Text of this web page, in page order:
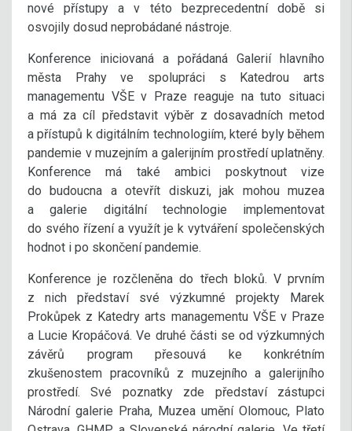
nové přístupy a v této bezprecedentní době si
osvojily dosud neprobádané nástroje.
Konference iniciovaná a pořádaná Galerií hlavního
města Prahy ve spolupráci s Katedrou arts
managementu VŠE v Praze reaguje na tuto situaci
a má za cíl představit výběr z dosavadních metod
a přístupů k digitálním technologiím, které byly během
pandemie v muzejním a galerijním prostředí uplatněny.
Konference má také ambici poskytnout vize
do budoucna a otevřít diskuzi, jak mohou muzea
a galerie digitální technologie implementovat
do svého řízení a využít je k vytváření společenských
hodnot i po skončení pandemie.
Konference je rozčleněna do třech bloků. V prvním
z nich představí své výzkumné projekty Marek
Prokůpek z Katedry arts managementu VŠE v Praze
a Lucie Kropáčová. Ve druhé části se od výzkumných
závěrů program přesouvá ke konkrétním
zkušenostem pracovníků z muzejního a galerijního
prostředí. Své poznatky zde představí zástupci
Národní galerie Praha, Muzea umění Olomouc, Plato